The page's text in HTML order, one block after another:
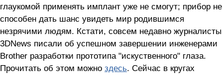
глаукомой применять имплант уже не смогут; прибор не
способен дать шанс увидеть мир родившимся
незрячими людям. Кстати, совсем недавно журналисты
3DNews писали об успешном завершении инженерами
Brother разработки прототипа "искуственного" глаза.
Прочитать об этом можно здесь. Сейчас в кругах